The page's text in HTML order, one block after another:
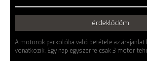
érdeklődöm
A motorok parkolóba való betétele az árajánlat
vonatkozik. Egy nap egyszerre csak 3 motor